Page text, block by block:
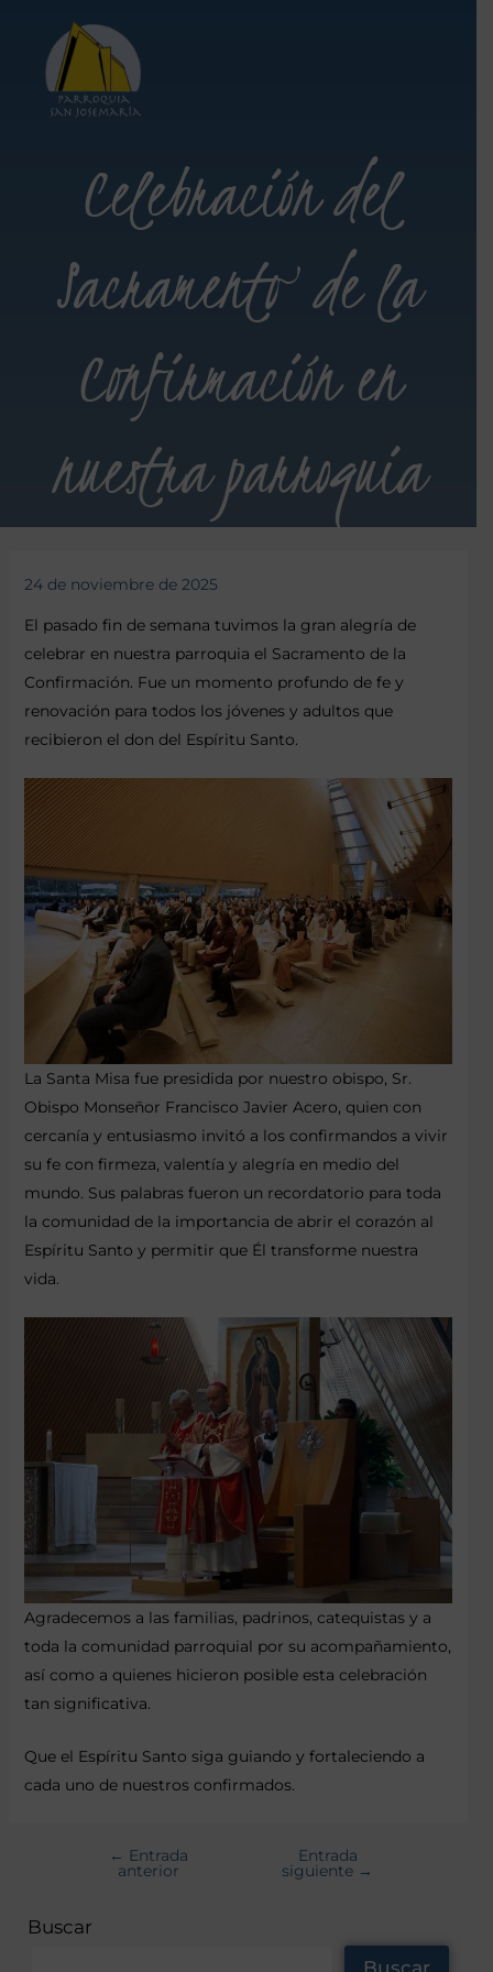
Celebración del
Sacramento de la
Confirmación en
nuestra parroquia
24 de noviembre de 2025
El pasado fin de semana tuvimos la gran alegría de
celebrar en nuestra parroquia el Sacramento de la
Confirmación. Fue un momento profundo de fe y
renovación para todos los jóvenes y adultos que
recibieron el don del Espíritu Santo.
La Santa Misa fue presidida por nuestro obispo, Sr.
Obispo Monseñor Francisco Javier Acero, quien con
cercanía y entusiasmo invitó a los confirmandos a vivir
su fe con firmeza, valentía y alegría en medio del
mundo. Sus palabras fueron un recordatorio para toda
la comunidad de la importancia de abrir el corazón al
Espíritu Santo y permitir que Él transforme nuestra
vida.
Agradecemos a las familias, padrinos, catequistas y a
toda la comunidad parroquial por su acompañamiento,
así como a quienes hicieron posible esta celebración
tan significativa.
Que el Espíritu Santo siga guiando y fortaleciendo a
cada uno de nuestros confirmados.
← Entrada
anterior
Entrada
siguiente →
Buscar